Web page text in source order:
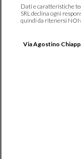
Dati e caratteristiche
SRL declina ogni
quindi da ritenersi
Via Agostino